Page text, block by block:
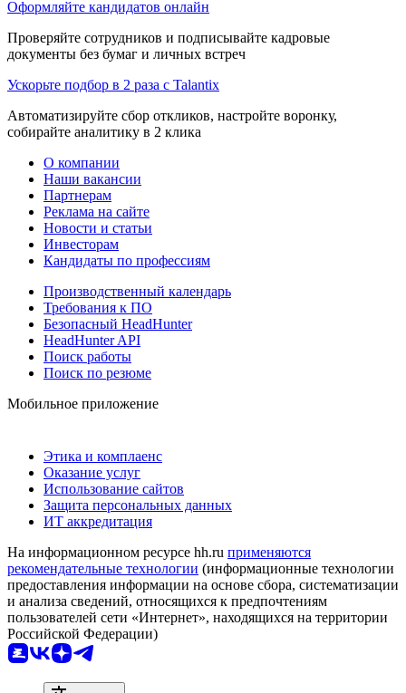
Оформляйте кандидатов онлайн
Проверяйте сотрудников и подписывайте кадровые
документы без бумаг и личных встреч
Ускорьте подбор в 2 раза с Talantix
Автоматизируйте сбор откликов, настройте воронку,
собирайте аналитику в 2 клика
О компании
Наши вакансии
Партнерам
Реклама на сайте
Новости и статьи
Инвесторам
Кандидаты по профессиям
Производственный календарь
Требования к ПО
Безопасный HeadHunter
HeadHunter API
Поиск работы
Поиск по резюме
Мобильное приложение
Этика и комплаенс
Оказание услуг
Использование сайтов
Защита персональных данных
ИТ аккредитация
На информационном ресурсе hh.ru применяются
рекомендательные технологии (информационные технологии
предоставления информации на основе сбора, систематизации
и анализа сведений, относящихся к предпочтениям
пользователей сети «Интернет», находящихся на территории
Российской Федерации)